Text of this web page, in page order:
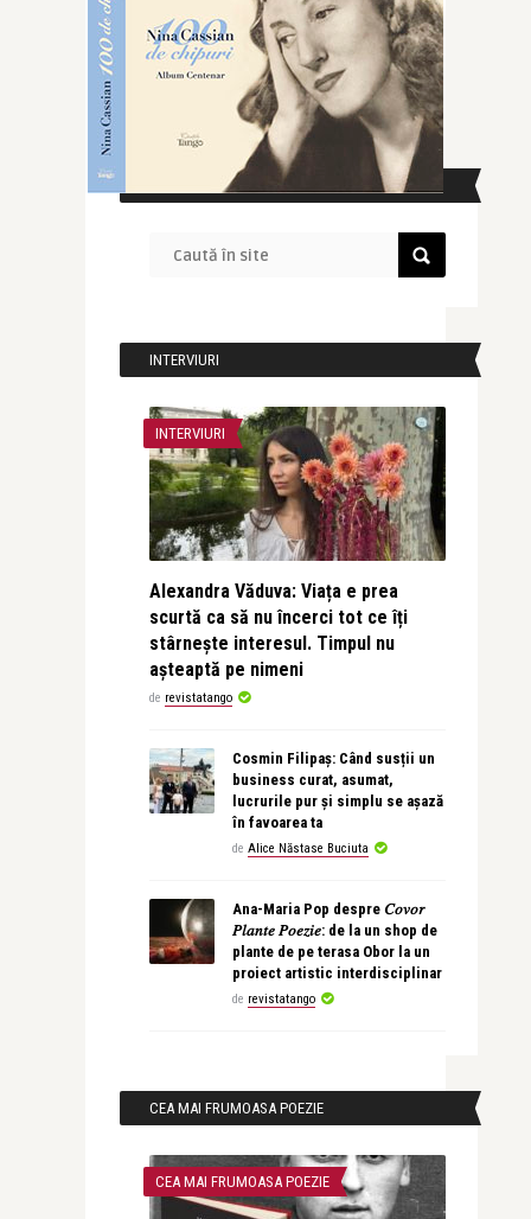
CAUTĂ ÎN SITE
INTERVIURI
INTERVIURI
Alexandra Văduva: Viața e prea
scurtă ca să nu încerci tot ce îți
stârnește interesul. Timpul nu
așteaptă pe nimeni
de revistatango
Cosmin Filipaș: Când susții un
business curat, asumat,
lucrurile pur și simplu se așază
în favoarea ta
de Alice Năstase Buciuta
Ana-Maria Pop despre 𝐶𝑜𝑣𝑜𝑟
𝑃𝑙𝑎𝑛𝑡𝑒 𝑃𝑜𝑒𝑧𝑖𝑒: de la un shop de
plante de pe terasa Obor la un
proiect artistic interdisciplinar
de revistatango
CEA MAI FRUMOASA POEZIE
CEA MAI FRUMOASA POEZIE